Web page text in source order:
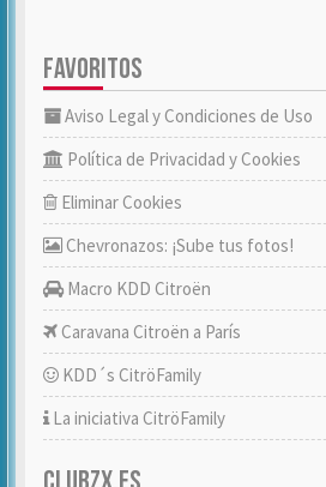
FAVORITOS
Aviso Legal y Condiciones de Uso
Política de Privacidad y Cookies
Eliminar Cookies
Chevronazos: ¡Sube tus fotos!
Macro KDD Citroën
Caravana Citroën a París
KDD´s CitröFamily
La iniciativa CitröFamily